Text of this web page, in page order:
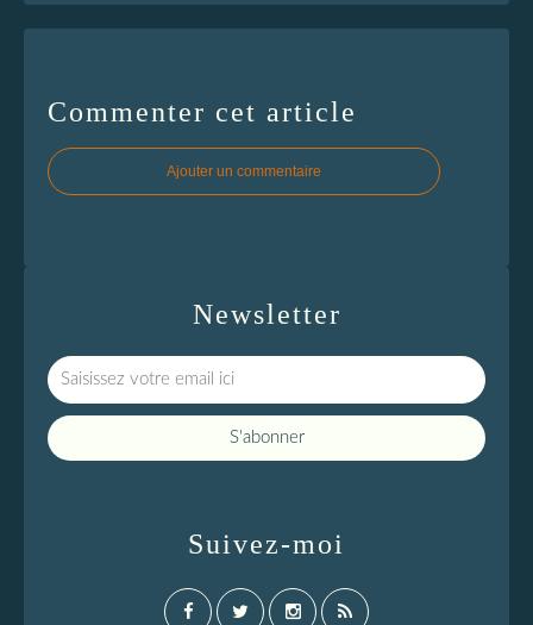
Commenter cet article
Ajouter un commentaire
Newsletter
Suivez-moi